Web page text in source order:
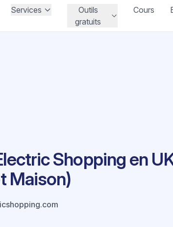
Services
Outils
gratuits
Cours
Shopping en
Maison)